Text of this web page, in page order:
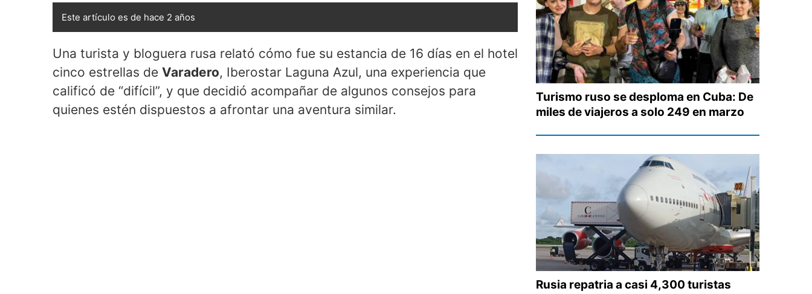
Este artículo es de hace 2 años
Una turista y bloguera rusa relató cómo fue su estancia de 16 días en el hotel
cinco estrellas de Varadero, Iberostar Laguna Azul, una experiencia que
calificó de “difícil”, y que decidió acompañar de algunos consejos para
quienes estén dispuestos a afrontar una aventura similar.
Turismo ruso se desploma en Cuba: De
miles de viajeros a solo 249 en marzo
Rusia repatria a casi 4,300 turistas